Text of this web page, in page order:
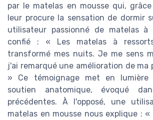
par le matelas en mousse qui,
leur procure la sensation de dormir
utilisateur passionné de matelas à
confié : « Les matelas à
transformé mes nuits. Je me sens
j'ai remarqué une amélioration de ma
» Ce témoignage met en lumière
soutien anatomique, évoqué
précédentes. À l'opposé, une
matelas en mousse nous explique : «